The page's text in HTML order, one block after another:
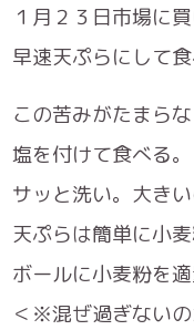
１月２３日市場に
早速天ぷらにして食
この苦みがたまらな
塩を付けて食べる。
サッと洗い。大き
天ぷらは簡単に小
ボールに小麦粉を
＜※混ぜ過ぎない